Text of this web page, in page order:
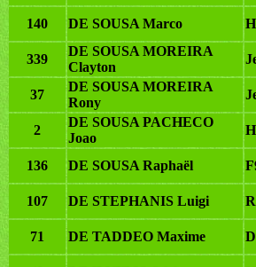
140 DE SOUSA Marco
339
DE SOUSA MOREIRA
Clayton
37
DE SOUSA MOREIRA
Rony
2
DE SOUSA PACHECO
Joao
136 DE SOUSA Raphaël
107 DE STEPHANIS Luigi
71 DE TADDEO Maxime